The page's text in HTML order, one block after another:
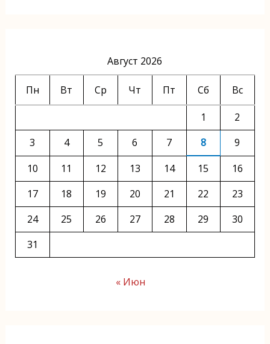
Август 2026
Пн Вт Ср Чт Пт Сб Вс
1
2
3
4 5 6 7 8
9
10
11 12 13 14 15
16
17
18 19 20 21 22
23
24
25 26 27 28 29
30
31
« Июн